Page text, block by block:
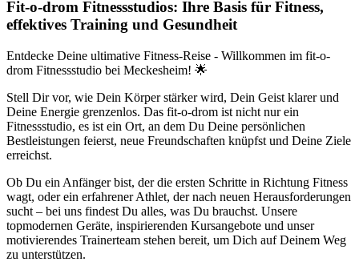
Fit-o-drom Fitnessstudios: Ihre Basis für Fitness,
effektives Training und Gesundheit
Entdecke Deine ultimative Fitness-Reise - Willkommen im fit-o-
drom Fitnessstudio bei Meckesheim! 🌟
Stell Dir vor, wie Dein Körper stärker wird, Dein Geist klarer und
Deine Energie grenzenlos. Das fit-o-drom ist nicht nur ein
Fitnessstudio, es ist ein Ort, an dem Du Deine persönlichen
Bestleistungen feierst, neue Freundschaften knüpfst und Deine Ziele
erreichst.
Ob Du ein Anfänger bist, der die ersten Schritte in Richtung Fitness
wagt, oder ein erfahrener Athlet, der nach neuen Herausforderungen
sucht – bei uns findest Du alles, was Du brauchst. Unsere
topmodernen Geräte, inspirierenden Kursangebote und unser
motivierendes Trainerteam stehen bereit, um Dich auf Deinem Weg
zu unterstützen.